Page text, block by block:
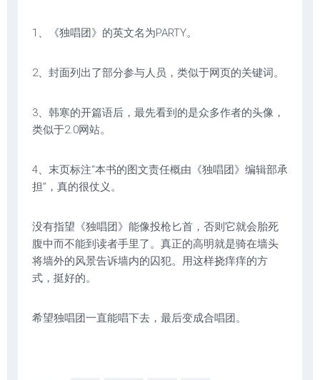
1、《独唱团》的英文名为PARTY。
2、封面列出了部分参与人员，类似于网页的关键词。
3、韩寒的开篇语后，最先看到的是众多作者的头像，
类似于2.0网站。
4、末页标注“本书的图文责任概由《独唱团》编辑部承
担”，真的很仗义。
没有指望《独唱团》能像投枪匕首，否则它就会胎死
腹中而不能到读者手里了。真正的高明就是骑在墙头
将墙外的风景告诉墙内的囚犯。用这样挠痒痒的方
式，挺好的。
希望独唱团一直能唱下去，最后变成合唱团。